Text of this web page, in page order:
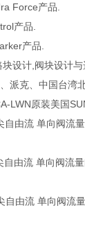
Force产品.
产品.
产品.
设计,阀块设计与
派克、中国台湾
LWN原装美国
自由流 单向阀流
自由流 单向阀流
自由流 单向阀流